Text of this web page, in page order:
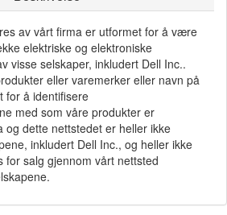
av vårt firma er utformet for å være
elektriske og elektroniske
visse selskaper, inkludert Dell Inc..
eller varemerker eller navn på
for å identifisere
med som våre produkter er
og dette nettstedet er heller ikke
inkludert Dell Inc., og heller ikke
for salg gjennom vårt nettsted